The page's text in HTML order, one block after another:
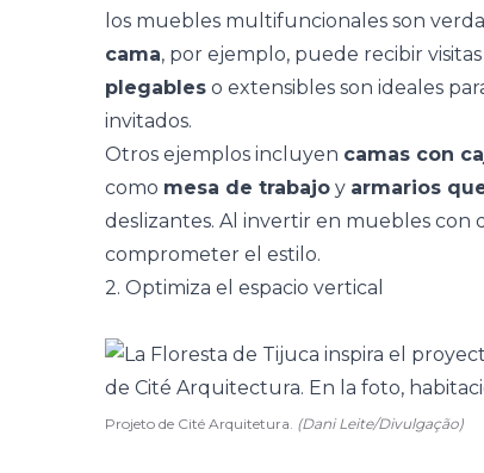
los muebles multifuncionales son
cama, por ejemplo, puede recibir
plegables o extensibles son ideales
invitados.
Otros ejemplos incluyen camas con
como mesa de trabajo y armarios
deslizantes. Al invertir en muebles con
comprometer el estilo.
2. Optimiza el espacio vertical
Projeto de Cité Arquitetura. (Dani Leite/Divulgação)